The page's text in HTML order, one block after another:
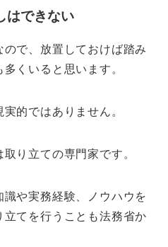
はできない
で、放置しておけば踏み
くいると思います。
的ではありません。
り立ての専門家です。
や実務経験、ノウハウを
てを行うことも法務省か